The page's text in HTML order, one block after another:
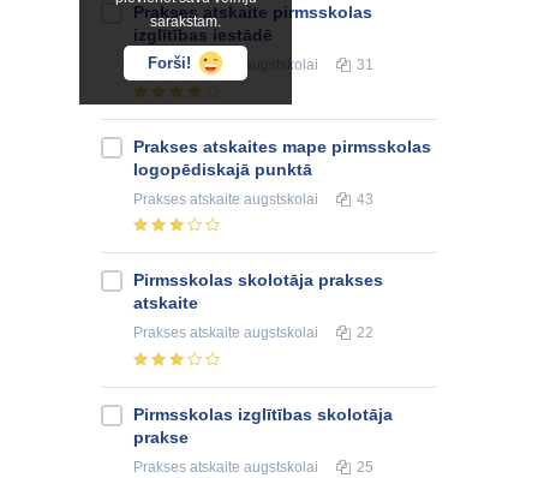
sarakstam.
Forši!
Prakses atskaite pirmsskolas
izglītības iestādē
Prakses atskaite augstskolai 31
Prakses atskaites mape pirmsskolas
logopēdiskajā punktā
Prakses atskaite augstskolai 43
Pirmsskolas skolotāja prakses
atskaite
Prakses atskaite augstskolai 22
Pirmsskolas izglītības skolotāja
prakse
Prakses atskaite augstskolai 25